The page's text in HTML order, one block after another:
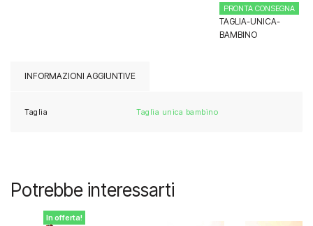
PRONTA CONSEGNA
TAGLIA-UNICA-
BAMBINO
INFORMAZIONI AGGIUNTIVE
Taglia Taglia unica bambino
Potrebbe interessarti
In offerta!